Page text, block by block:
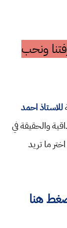
ونحب
للاستاذ احمد
والحقيقة في
ما تريد
هنا